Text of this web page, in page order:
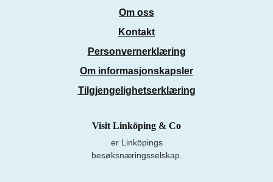
Om oss
Kontakt
Personvernerklæring
Om informasjonskapsler
Tilgjengelighetserklæring
Visit Linköping & Co
er Linköpings
besøksnæringsselskap.